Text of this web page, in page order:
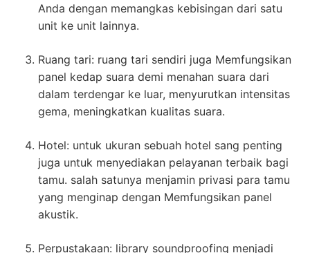
Anda dengan memangkas kebisingan dari satu
unit ke unit lainnya.
Ruang tari: ruang tari sendiri juga Memfungsikan
panel kedap suara demi menahan suara dari
dalam terdengar ke luar, menyurutkan intensitas
gema, meningkatkan kualitas suara.
Hotel: untuk ukuran sebuah hotel sang penting
juga untuk menyediakan pelayanan terbaik bagi
tamu. salah satunya menjamin privasi para tamu
yang menginap dengan Memfungsikan panel
akustik.
Perpustakaan: library soundproofing menjadi